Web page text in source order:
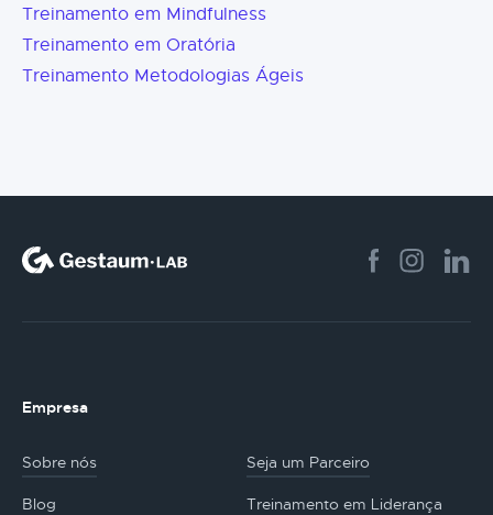
Treinamento em Mindfulness
Treinamento em Oratória
Treinamento Metodologias Ágeis
Empresa
Sobre nós Seja um Parceiro
Blog Treinamento em Liderança